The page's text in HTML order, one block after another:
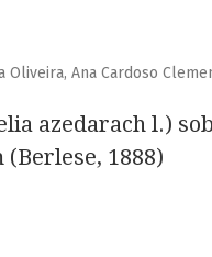
Oliveira, Ana Cardoso
azedarach l.)
1888)